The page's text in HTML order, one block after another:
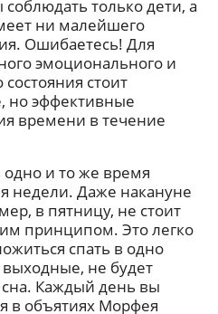
только дети, а
ни малейшего
Ошибаетесь! Для
эмоционального и
стоит
но эффективные
времени в течение
одно и то же время
недели. Даже накануне
в пятницу, не стоит
принципом. Это легко
спать в одно
не будет
сна. Каждый день вы
в объятиях Морфея